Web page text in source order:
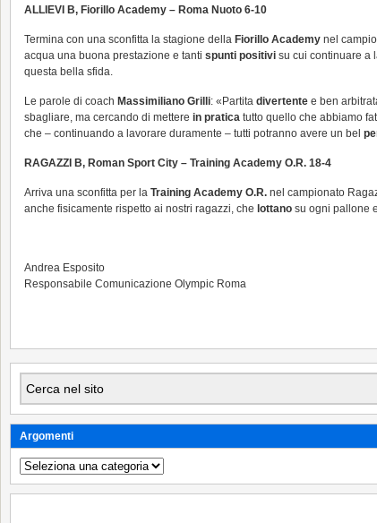
ALLIEVI B, Fiorillo Academy – Roma Nuoto 6-10
Termina con una sconfitta la stagione della Fiorillo Academy nel
acqua una buona prestazione e tanti spunti positivi su cui continuare a
questa bella sfida.
Le parole di coach Massimiliano Grilli: «Partita divertente e ben
sbagliare, ma cercando di mettere in pratica tutto quello che abbiamo
che – continuando a lavorare duramente – tutti potranno avere un bel
RAGAZZI B, Roman Sport City – Training Academy O.R. 18-4
Arriva una sconfitta per la Training Academy O.R. nel campionato
anche fisicamente rispetto ai nostri ragazzi, che lottano su ogni pallone
Andrea Esposito
Responsabile Comunicazione Olympic Roma
Argomenti
Argomenti